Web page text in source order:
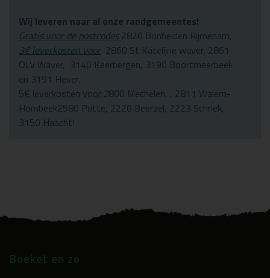
Wij leveren naar al onze randgemeentes!
Gratis voor de postcodes2820 Bonheiden Rijmenam,
3€ leverkosten voor2860 St Katelijne waver, 2861
OLV Waver, 3140 Keerbergen, 3190 Boortmeerbeek
en 3191 Hever.
5€ leverkosten voor:2800 Mechelen, , 2811 Walem-
Hombeek2580 Putte, 2220 Beerzel, 2223 Schriek,
3150 Haacht!
Boeket en zo